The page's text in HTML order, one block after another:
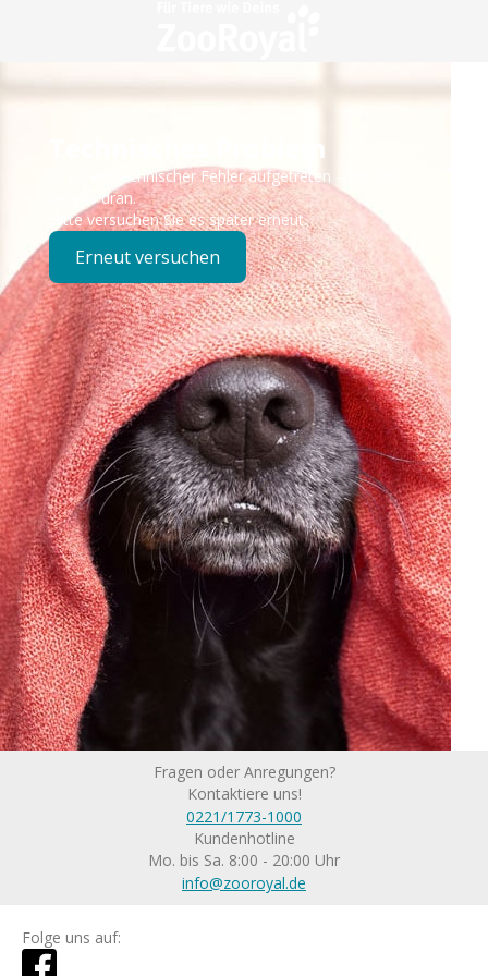
Technisches Problem
Es ist ein technischer Fehler aufgetreten – wir sind
bereits dran.
Bitte versuchen Sie es später erneut.
Erneut versuchen
Fragen oder Anregungen?
Kontaktiere uns!
0221/1773-1000
Kundenhotline
Mo. bis Sa. 8:00 - 20:00 Uhr
info@zooroyal.de
Folge uns auf: